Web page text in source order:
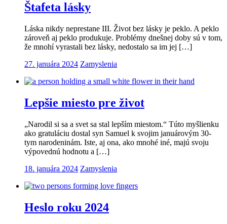
Štafeta lásky
Láska nikdy neprestane III. Život bez lásky je peklo. A peklo
zároveň aj peklo produkuje. Problémy dnešnej doby sú v tom,
že mnohí vyrastali bez lásky, nedostalo sa im jej […]
27. januára 2024 Zamyslenia
Lepšie miesto pre život
„Narodil si sa a svet sa stal lepším miestom.“ Túto myšlienku
ako gratuláciu dostal syn Samuel k svojim januárovým 30-
tym narodeninám. Iste, aj ona, ako mnohé iné, majú svoju
výpovednú hodnotu a […]
18. januára 2024 Zamyslenia
Heslo roku 2024